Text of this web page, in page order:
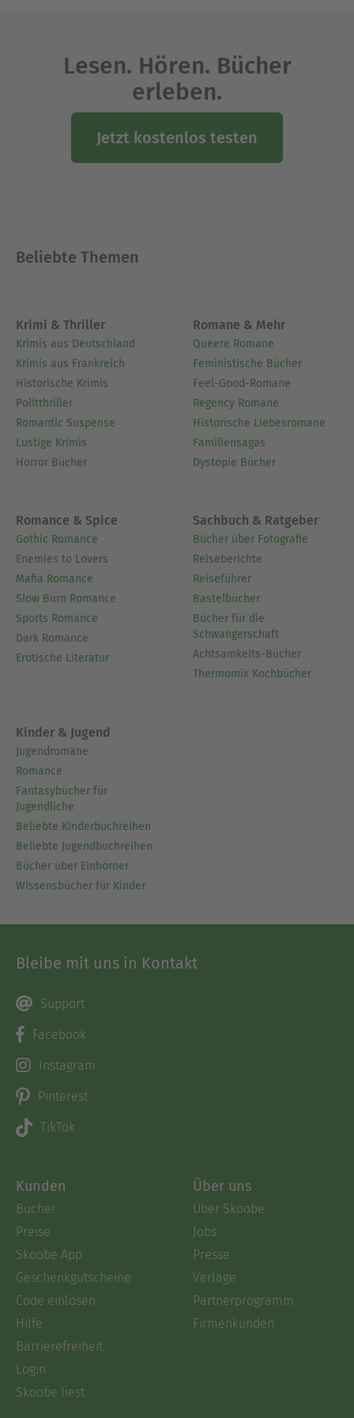
Lesen. Hören. Bücher
erleben.
Jetzt kostenlos testen
Beliebte Themen
Krimi & Thriller
Krimis aus Deutschland
Krimis aus Frankreich
Historische Krimis
Politthriller
Romantic Suspense
Lustige Krimis
Horror Bücher
Romane & Mehr
Queere Romane
Feministische Bücher
Feel-Good-Romane
Regency Romane
Historische Liebesromane
Familiensagas
Dystopie Bücher
Romance & Spice
Gothic Romance
Enemies to Lovers
Mafia Romance
Slow Burn Romance
Sports Romance
Dark Romance
Erotische Literatur
Sachbuch & Ratgeber
Bücher über Fotografie
Reiseberichte
Reiseführer
Bastelbücher
Bücher für die
Schwangerschaft
Achtsamkeits-Bücher
Thermomix Kochbücher
Kinder & Jugend
Jugendromane
Romance
Fantasybücher für
Jugendliche
Beliebte Kinderbuchreihen
Beliebte Jugendbuchreihen
Bücher über Einhörner
Wissensbücher für Kinder
Bleibe mit uns in Kontakt
Support
Facebook
Instagram
Pinterest
TikTok
Kunden
Bücher
Preise
Skoobe App
Geschenkgutscheine
Code einlösen
Hilfe
Barrierefreiheit
Login
Skoobe liest
Über uns
Über Skoobe
Jobs
Presse
Verlage
Partnerprogramm
Firmenkunden